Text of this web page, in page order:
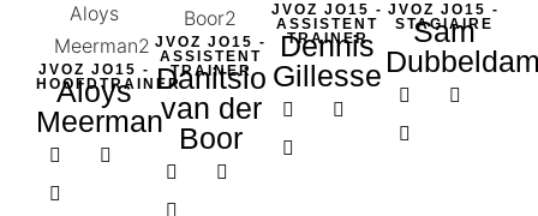
JVOZ JO15 -
HOOFDTRAINER​
Aloys
Meerman
JVOZ JO15 -
ASSISTENT
TRAINER
Danitsio
van der
Boor
JVOZ JO15 -
ASSISTENT
TRAINER
Dennis
Gillesse
JVOZ JO15 -
STAGIAIRE
Sam